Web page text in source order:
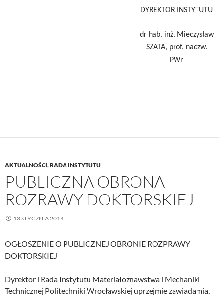
DYREKTOR INSTYTUTU
dr hab. inż. Mieczysław
SZATA, prof. nadzw.
PWr
AKTUALNOŚCI,RADA INSTYTUTU
PUBLICZNA OBRONA
ROZRAWY DOKTORSKIEJ
13 STYCZNIA 2014
OGŁOSZENIE O PUBLICZNEJ OBRONIE ROZPRAWY
DOKTORSKIEJ
Dyrektor i Rada Instytutu Materiałoznawstwa i Mechaniki
Technicznej Politechniki Wrocławskiej uprzejmie zawiadamia,